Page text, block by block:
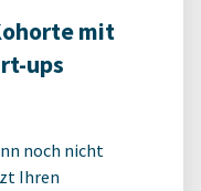
mit
ups
noch nicht
Ihren